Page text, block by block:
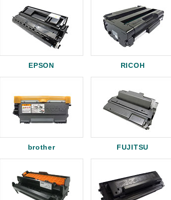
EPSON RICOH
brother FUJITSU